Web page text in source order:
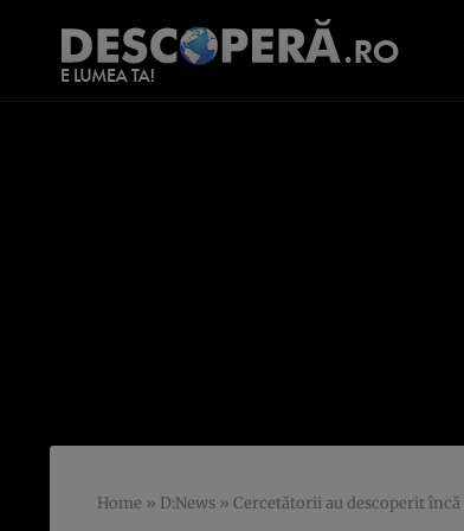
Home » D:News » Cercetătorii au descoperit